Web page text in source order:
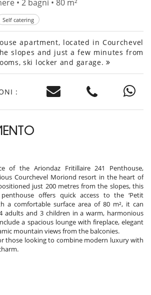
• 2 bagni • 80 m²
Self catering
apartment, located in Courchevel
slopes and just a few minutes from
ski locker and garage.
:
of the Ariondaz Fritillaire 241 Penthouse,
Courchevel Moriond resort in the heart of
just 200 metres from the slopes, this
offers quick access to the ‘Petit
a comfortable surface area of 80 m², it can
adults and 3 children in a warm, harmonious
a spacious lounge with fireplace, elegant
mountain views from the balconies.
those looking to combine modern luxury with